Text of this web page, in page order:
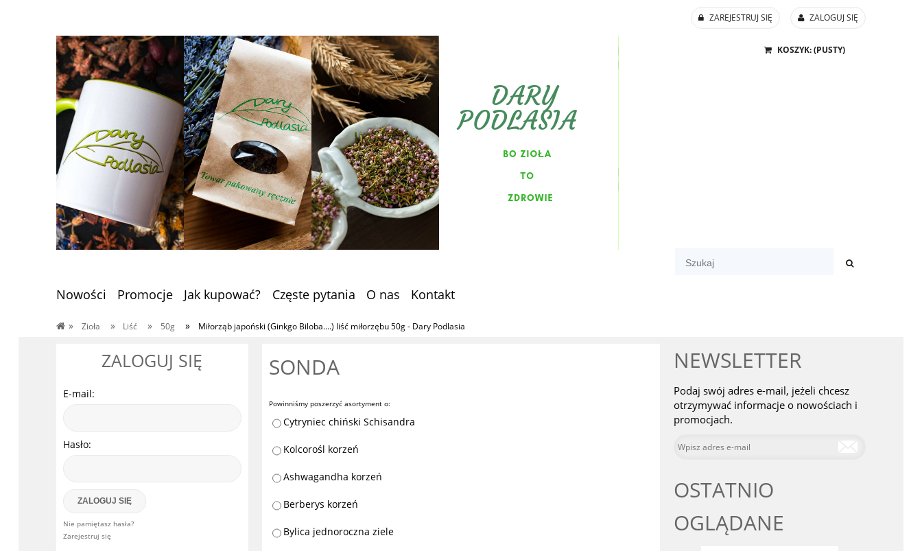
ZAREJESTRUJ SIĘ ZALOGUJ SIĘ
KOSZYK:(PUSTY)
Nowości Promocje Jak kupować? Częste pytania O nas Kontakt
» Zioła » Liść » 50g » Miłorząb japoński (Ginkgo Biloba....) liść miłorzębu 50g - Dary Podlasia
ZALOGUJ SIĘ
E-mail:
Hasło:
ZALOGUJ SIĘ
Nie pamiętasz hasła?
Zarejestruj się
SONDA
Powinniśmy poszerzyć asortyment o:
Cytryniec chiński Schisandra
Kolcorośl korzeń
Ashwagandha korzeń
Berberys korzeń
Bylica jednoroczna ziele
NEWSLETTER
Podaj swój adres e-mail, jeżeli chcesz
otrzymywać informacje o nowościach i
promocjach.
OSTATNIO
OGLĄDANE